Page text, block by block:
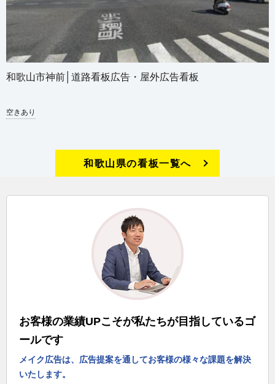
和歌山市神前│道路看板広告・屋外広告看板
空きあり
和歌山県の看板一覧へ
お客様の業績UPこそが私たちが目指しているゴ
ールです
メイク広告は、広告提案を通してお客様の様々な課題を解決
いたします。